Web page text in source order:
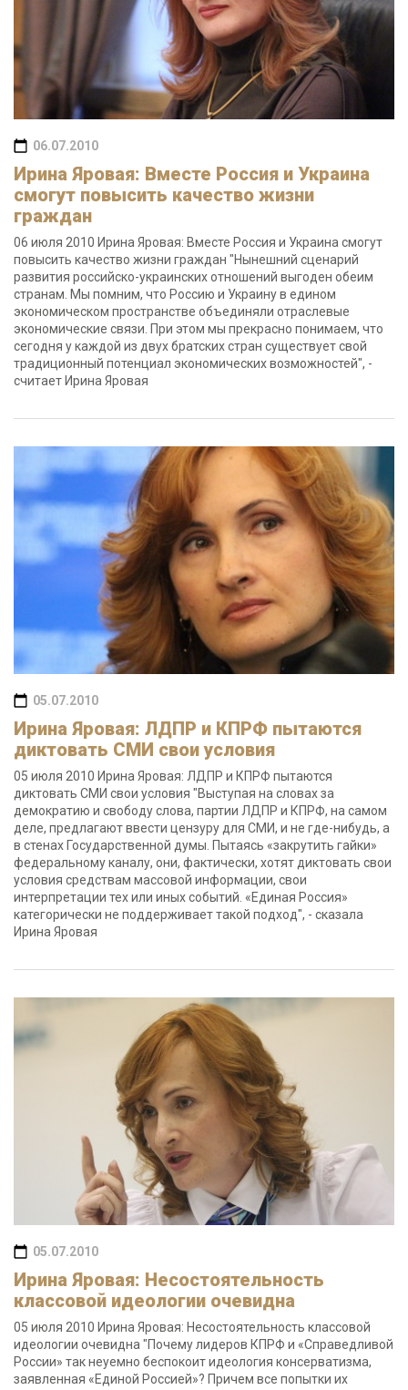
06.07.2010
Ирина Яровая: Вместе Россия и Украина
смогут повысить качество жизни
граждан
06 июля 2010 Ирина Яровая: Вместе Россия и Украина смогут
повысить качество жизни граждан "Нынешний сценарий
развития российско-украинских отношений выгоден обеим
странам. Мы помним, что Россию и Украину в едином
экономическом пространстве объединяли отраслевые
экономические связи. При этом мы прекрасно понимаем, что
сегодня у каждой из двух братских стран существует свой
традиционный потенциал экономических возможностей", -
считает Ирина Яровая
05.07.2010
Ирина Яровая: ЛДПР и КПРФ пытаются
диктовать СМИ свои условия
05 июля 2010 Ирина Яровая: ЛДПР и КПРФ пытаются
диктовать СМИ свои условия "Выступая на словах за
демократию и свободу слова, партии ЛДПР и КПРФ, на самом
деле, предлагают ввести цензуру для СМИ, и не где-нибудь, а
в стенах Государственной думы. Пытаясь «закрутить гайки»
федеральному каналу, они, фактически, хотят диктовать свои
условия средствам массовой информации, свои
интерпретации тех или иных событий. «Единая Россия»
категорически не поддерживает такой подход", - сказала
Ирина Яровая
05.07.2010
Ирина Яровая: Несостоятельность
классовой идеологии очевидна
05 июля 2010 Ирина Яровая: Несостоятельность классовой
идеологии очевидна "Почему лидеров КПРФ и «Справедливой
России» так неуемно беспокоит идеология консерватизма,
заявленная «Единой Россией»? Причем все попытки их